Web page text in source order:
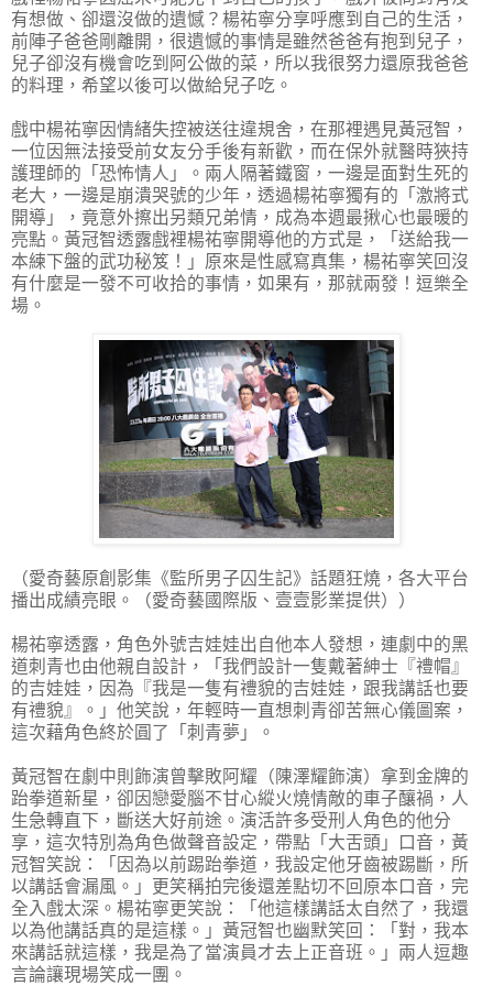
有想做、卻還沒做的遺憾？楊祐寧分享呼應到自己的生活，
前陣子爸爸剛離開，很遺憾的事情是雖然爸爸有抱到兒子，
兒子卻沒有機會吃到阿公做的菜，所以我很努力還原我爸爸
的料理，希望以後可以做給兒子吃。
戲中楊祐寧因情緒失控被送往違規舍，在那裡遇見黃冠智，
一位因無法接受前女友分手後有新歡，而在保外就醫時狹持
護理師的「恐怖情人」。兩人隔著鐵窗，一邊是面對生死的
老大，一邊是崩潰哭號的少年，透過楊祐寧獨有的「激將式
開導」，竟意外擦出另類兄弟情，成為本週最揪心也最暖的
亮點。黃冠智透露戲裡楊祐寧開導他的方式是，「送給我一
本練下盤的武功秘笈！」原來是性感寫真集，楊祐寧笑回沒
有什麼是一發不可收拾的事情，如果有，那就兩發！逗樂全
場。
（愛奇藝原創影集《監所男子囚生記》話題狂燒，各大平台
播出成績亮眼。（愛奇藝國際版、壹壹影業提供））
楊祐寧透露，角色外號吉娃娃出自他本人發想，連劇中的黑
道刺青也由他親自設計，「我們設計一隻戴著紳士『禮帽』
的吉娃娃，因為『我是一隻有禮貌的吉娃娃，跟我講話也要
有禮貌』。」他笑說，年輕時一直想刺青卻苦無心儀圖案，
這次藉角色終於圓了「刺青夢」。
黃冠智在劇中則飾演曾擊敗阿耀（陳澤耀飾演）拿到金牌的
跆拳道新星，卻因戀愛腦不甘心縱火燒情敵的車子釀禍，人
生急轉直下，斷送大好前途。演活許多受刑人角色的他分
享，這次特別為角色做聲音設定，帶點「大舌頭」口音，黃
冠智笑說：「因為以前踢跆拳道，我設定他牙齒被踢斷，所
以講話會漏風。」更笑稱拍完後還差點切不回原本口音，完
全入戲太深。楊祐寧更笑說：「他這樣講話太自然了，我還
以為他講話真的是這樣。」黃冠智也幽默笑回：「對，我本
來講話就這樣，我是為了當演員才去上正音班。」兩人逗趣
言論讓現場笑成一團。